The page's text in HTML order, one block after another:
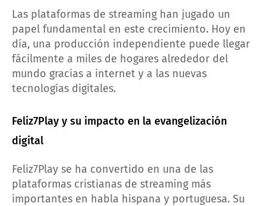
Las plataformas de streaming han jugado un
papel fundamental en este crecimiento. Hoy en
día, una producción independiente puede llegar
fácilmente a miles de hogares alrededor del
mundo gracias a internet y a las nuevas
tecnologías digitales.
Feliz7Play y su impacto en la evangelización
digital
Feliz7Play se ha convertido en una de las
plataformas cristianas de streaming más
importantes en habla hispana y portuguesa. Su